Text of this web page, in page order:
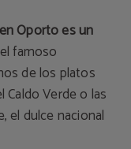
Oporto es un
famoso
de los platos
Caldo Verde o las
el dulce nacional